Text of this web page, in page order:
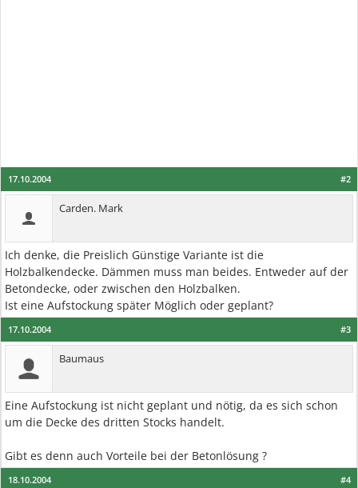
#2
17.10.2004
Carden. Mark
Ich denke, die Preislich Günstige Variante ist die
Holzbalkendecke. Dämmen muss man beides. Entweder auf der
Betondecke, oder zwischen den Holzbalken.
Ist eine Aufstockung später Möglich oder geplant?
#3
17.10.2004
Baumaus
Eine Aufstockung ist nicht geplant und nötig, da es sich schon
um die Decke des dritten Stocks handelt.
Gibt es denn auch Vorteile bei der Betonlösung ?
#4
18.10.2004